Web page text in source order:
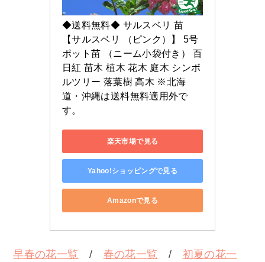
◆送料無料◆ サルスベリ 苗
【サルスベリ （ピンク）】 5号
ポット苗 （ニーム小袋付き） 百
日紅 苗木 植木 花木 庭木 シンボ
ルツリー 落葉樹 高木 ※北海
道・沖縄は送料無料適用外で
す。
楽天市場で見る
Yahoo!ショッピングで見る
Amazonで見る
早春の花一覧 / 春の花一覧 / 初夏の花一